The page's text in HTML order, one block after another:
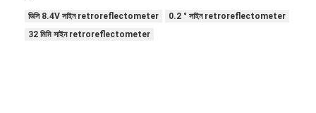
ডিসি 8.4V সাইন retroreflectometer
0.2 ° সাইন retroreflectometer
32 মিমি সাইন retroreflectometer